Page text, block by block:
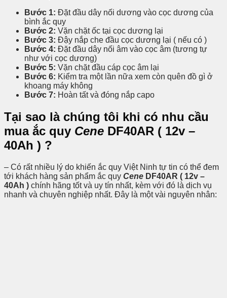
Bước 1: Đặt đầu dây nối dương vào cọc dương của
bình ắc quy
Bước 2: Vặn chặt ốc tại cọc dương lại
Bước 3: Đậy nắp che đầu cọc dương lại ( nếu có )
Bước 4: Đặt đầu dây nối âm vào cọc âm (tương tự
như với cọc dương)
Bước 5: Vặn chặt đầu cáp cọc âm lại
Bước 6: Kiểm tra một lần nữa xem còn quên đồ gì ở
khoang máy không
Bước 7: Hoàn tất và đóng nắp capo
Tại sao là chúng tôi khi có nhu cầu
mua ắc quy Cene DF40AR ( 12v –
40Ah ) ?
– Có rất nhiều lý do khiến ắc quy Việt Ninh tự tin có thể đem
tới khách hàng sản phẩm ắc quy Cene DF40AR ( 12v –
40Ah ) chính hãng tốt và uy tín nhất, kèm với đó là dịch vụ
nhanh và chuyên nghiệp nhất. Đây là một vài nguyên nhân: